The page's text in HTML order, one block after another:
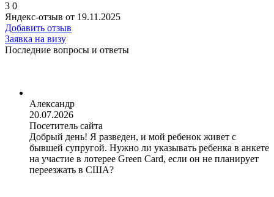
3 0
Яндекс-отзыв от 19.11.2025
Добавить отзыв
Заявка на визу
Последние вопросы и ответы
Александр
20.07.2026
Посетитель сайта
Добрый день! Я разведен, и мой ребенок живет с
бывшей супругой. Нужно ли указывать ребенка в анкете
на участие в лотерее Green Card, если он не планирует
переезжать в США?